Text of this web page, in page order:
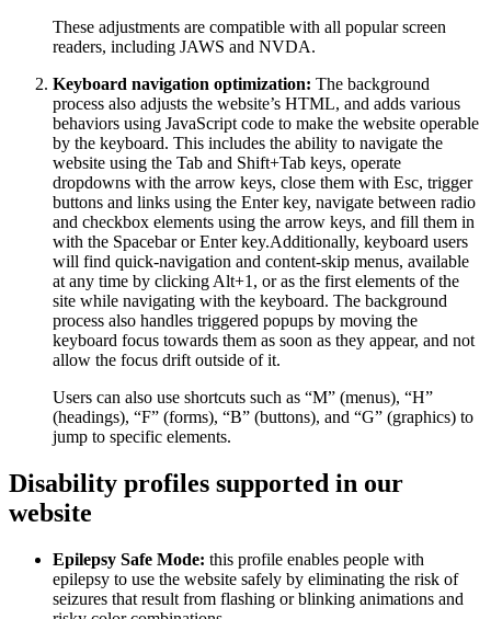
These adjustments are compatible with all popular screen
readers, including JAWS and NVDA.
Keyboard navigation optimization: The background
process also adjusts the website’s HTML, and adds various
behaviors using JavaScript code to make the website operable
by the keyboard. This includes the ability to navigate the
website using the Tab and Shift+Tab keys, operate
dropdowns with the arrow keys, close them with Esc, trigger
buttons and links using the Enter key, navigate between radio
and checkbox elements using the arrow keys, and fill them in
with the Spacebar or Enter key.Additionally, keyboard users
will find quick-navigation and content-skip menus, available
at any time by clicking Alt+1, or as the first elements of the
site while navigating with the keyboard. The background
process also handles triggered popups by moving the
keyboard focus towards them as soon as they appear, and not
allow the focus drift outside of it.
Users can also use shortcuts such as “M” (menus), “H”
(headings), “F” (forms), “B” (buttons), and “G” (graphics) to
jump to specific elements.
Disability profiles supported in our
website
Epilepsy Safe Mode: this profile enables people with
epilepsy to use the website safely by eliminating the risk of
seizures that result from flashing or blinking animations and